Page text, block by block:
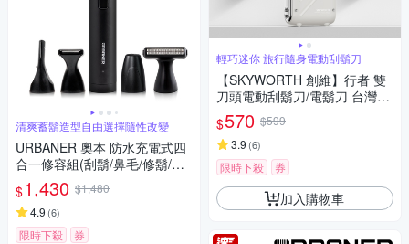
清爽蓄鬍造型自由選擇隨性改變
URBANER 奧本 防水充電式四
合一修容組(刮鬍/鼻毛/修鬍/修
容刀) MB-990 (電動刮鬍刀/電
動鼻毛刀/電動鼻毛剪/鼻毛/鼻毛
修剪器/電動鼻毛修剪器/修鬍
刀)
$1,430 $1,480
4.9 (6)
限時下殺 券
輕巧迷你 旅行隨身電動刮鬍刀
【SKYWORTH 創維】行者 雙
刀頭電動刮鬍刀/電鬍刀 台灣公
司貨(充電式/IPX7防水/全機水
洗/磁吸刀頭)
$570 $599
3.9 (6)
限時下殺 券
加入購物車